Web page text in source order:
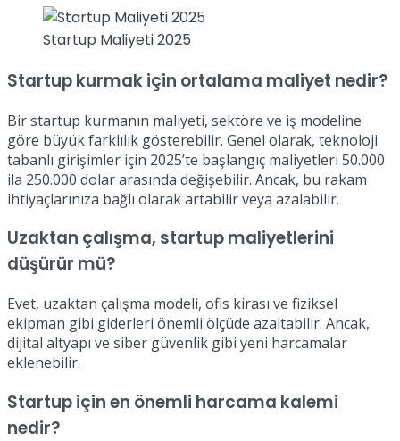
Startup Maliyeti 2025
Startup kurmak için ortalama maliyet nedir?
Bir startup kurmanın maliyeti, sektöre ve iş modeline
göre büyük farklılık gösterebilir. Genel olarak, teknoloji
tabanlı girişimler için 2025’te başlangıç maliyetleri 50.000
ila 250.000 dolar arasında değişebilir. Ancak, bu rakam
ihtiyaçlarınıza bağlı olarak artabilir veya azalabilir.
Uzaktan çalışma, startup maliyetlerini
düşürür mü?
Evet, uzaktan çalışma modeli, ofis kirası ve fiziksel
ekipman gibi giderleri önemli ölçüde azaltabilir. Ancak,
dijital altyapı ve siber güvenlik gibi yeni harcamalar
eklenebilir.
Startup için en önemli harcama kalemi
nedir?